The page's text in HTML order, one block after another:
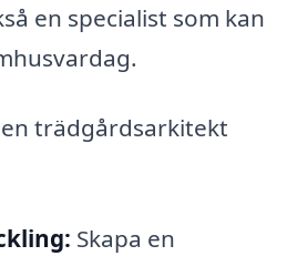
en specialist som kan
trädgårdsarkitekt
Skapa en